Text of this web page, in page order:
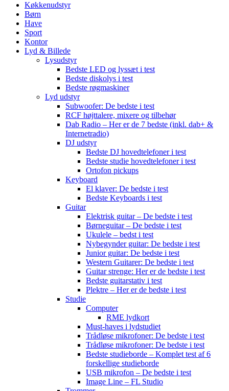
Køkkenudstyr
Børn
Have
Sport
Kontor
Lyd & Billede
Lysudstyr
Bedste LED og lyssæt i test
Bedste diskolys i test
Bedste røgmaskiner
Lyd udstyr
Subwoofer: De bedste i test
RCF højttalere, mixere og tilbehør
Dab Radio – Her er de 7 bedste (inkl. dab+ &
Internetradio)
DJ udstyr
Bedste DJ hovedtelefoner i test
Bedste studie hovedtelefoner i test
Ortofon pickups
Keyboard
El klaver: De bedste i test
Bedste Keyboards i test
Guitar
Elektrisk guitar – De bedste i test
Børneguitar – De bedste i test
Ukulele – bedst i test
Nybegynder guitar: De bedste i test
Junior guitar: De bedste i test
Western Guitarer: De bedste i test
Guitar strenge: Her er de bedste i test
Bedste guitarstativ i test
Plektre – Her er de bedste i test
Studie
Computer
RME lydkort
Must-haves i lydstudiet
Trådløse mikrofoner: De bedste i test
Trådløse mikrofoner: De bedste i test
Bedste studieborde – Komplet test af 6
forskellige studieborde
USB mikrofon – De bedste i test
Image Line – FL Studio